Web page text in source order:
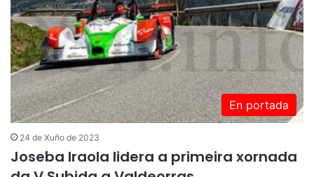
En portada
24 de Xuño de 2023
Joseba Iraola lidera a primeira xornada